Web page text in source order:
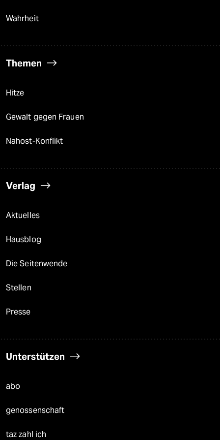
Wahrheit
Themen
Hitze
Gewalt gegen Frauen
Nahost-Konflikt
Verlag
Aktuelles
Hausblog
Die Seitenwende
Stellen
Presse
Unterstützen
abo
genossenschaft
taz zahl ich